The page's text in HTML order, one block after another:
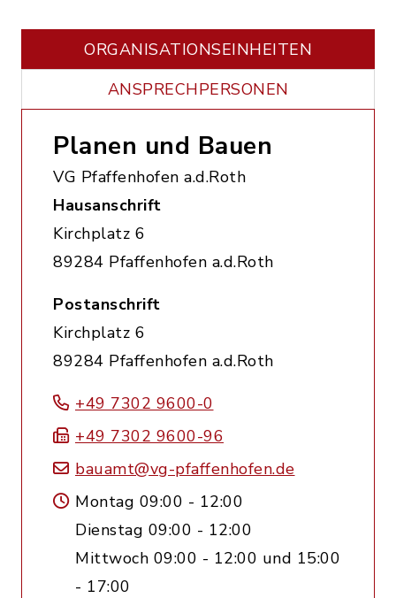
ORGANISATIONS­EINHEITEN
ANSPRECHPERSONEN
Planen und Bauen
VG Pfaffenhofen a.d.Roth
Hausanschrift
Kirchplatz 6
89284 Pfaffenhofen a.d.Roth
Postanschrift
Kirchplatz 6
89284 Pfaffenhofen a.d.Roth
+49 7302 9600-0
+49 7302 9600-96
bauamt@vg-pfaffenhofen.de
Montag 09:00 - 12:00
Dienstag 09:00 - 12:00
Mittwoch 09:00 - 12:00 und 15:00
- 17:00